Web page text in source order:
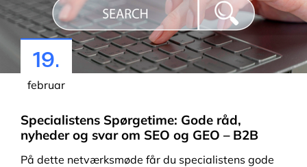
19.
februar
Specialistens Spørgetime: Gode råd,
nyheder og svar om SEO og GEO – B2B
På dette netværksmøde får du specialistens gode